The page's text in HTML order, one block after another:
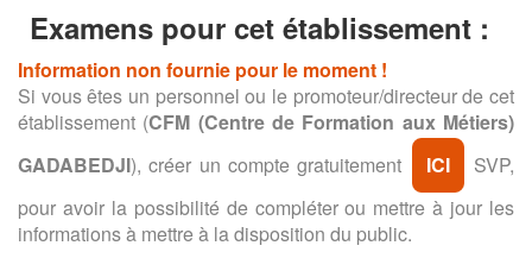
Examens pour cet établissement :
Information non fournie pour le moment !
Si vous êtes un personnel ou le promoteur/directeur de cet
établissement (CFM (Centre de Formation aux Métiers)
GADABEDJI), créer un compte gratuitement ICI
SVP,
pour avoir la possibilité de compléter ou mettre à jour les
informations à mettre à la disposition du public.